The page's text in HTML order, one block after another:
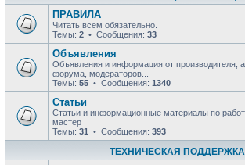
ПРАВИЛА
Читать всем обязательно.
Темы: 2 • Сообщения: 33
Объявления
Объявления и информация от производителя,
форума, модераторов...
Темы: 55 • Сообщения: 1340
Статьи
Статьи и информационные материалы по
мастер
Темы: 31 • Сообщения: 393
ТЕХНИЧЕСКАЯ ПОДДЕРЖКА